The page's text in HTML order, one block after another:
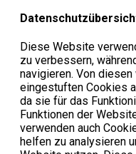
Diese Website
zu verbessern,
navigieren. Von
eingestuften Cookies
da sie für das
Funktionen der
verwenden auch
helfen zu analysieren